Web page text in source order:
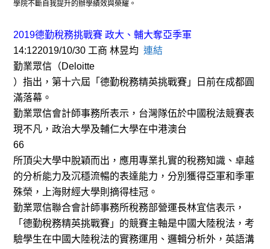
學院不斷自我提升的辦學績效與榮耀。
2019德勤稅務挑戰賽 政大、輔大奪亞季軍
14:122019/10/30 工商 林昱均連結
勤業眾信（Deloitte
）指出，第十六屆「德勤稅務精英挑戰賽」日前在成都圓
滿落幕。
勤業眾信會計師事務所表示，台灣隊伍於中國稅法競賽表
現不凡，政治大學及輔仁大學在中港澳台
66
所頂尖大學中脫穎而出，應用專業扎實的稅務知識、卓越
的分析能力及沉穩流暢的表達能力，分別獲得亞軍和季軍
殊榮，上海財經大學則摘得桂冠。
勤業眾信聯合會計師事務所稅務部營運長林宜信表示，
「德勤稅務精英挑戰賽」的競賽主軸是中國大陸稅法，考
驗學生在中國大陸稅法的實務運用、邏輯分析外，英語溝